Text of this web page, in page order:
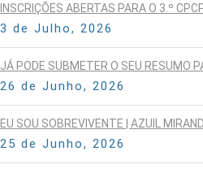
INSCRIÇÕES ABERTAS PARA O 3.º
3 de Julho, 2026
JÁ PODE SUBMETER O SEU RESUMO
26 de Junho, 2026
EU SOU SOBREVIVENTE | AZUIL
25 de Junho, 2026